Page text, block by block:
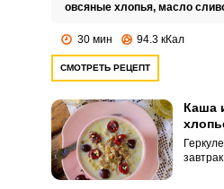
овсяные хлопья, масло
30 мин 94.3 кКал
СМОТРЕТЬ РЕЦЕПТ
Каша